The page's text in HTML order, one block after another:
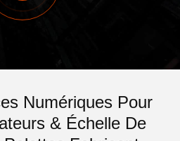
Numériques Pour
& Échelle De